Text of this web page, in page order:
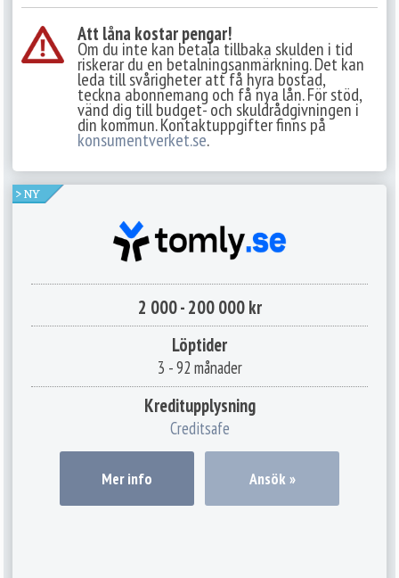
Att låna kostar pengar!
Om du inte kan betala tillbaka skulden i tid
riskerar du en betalningsanmärkning. Det kan
leda till svårigheter att få hyra bostad,
teckna abonnemang och få nya lån. För stöd,
vänd dig till budget- och skuldrådgivningen i
din kommun. Kontaktuppgifter finns på
konsumentverket.se.
2 000 - 200 000 kr
Löptider
3 - 92 månader
Kreditupplysning
Creditsafe
Mer info Ansök »